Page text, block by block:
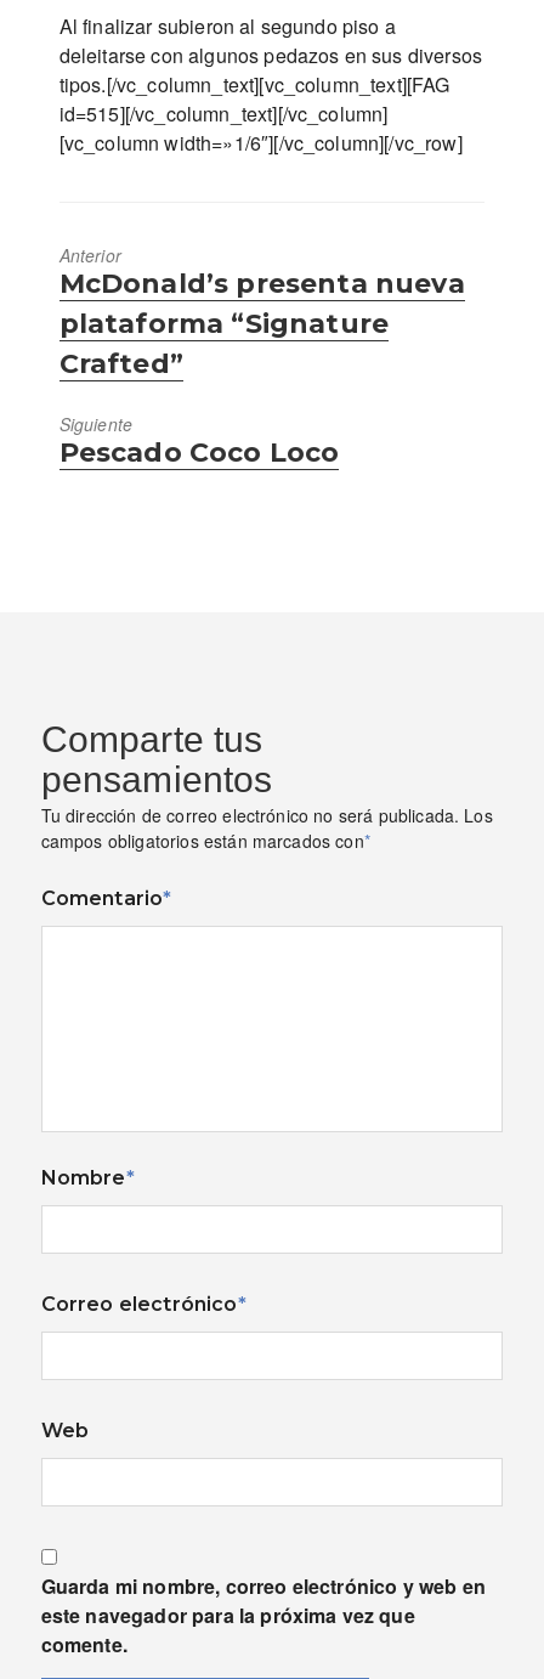
Al finalizar subieron al segundo piso a
deleitarse con algunos pedazos en sus diversos
tipos.[/vc_column_text][vc_column_text][FAG
id=515][/vc_column_text][/vc_column]
[vc_column width=»1/6″][/vc_column][/vc_row]
Anterior
Entrada
anterior:
McDonald’s presenta nueva
plataforma “Signature
Crafted”
Siguiente
Entrada
siguiente:
Pescado Coco Loco
Comparte tus
pensamientos
Tu dirección de correo electrónico no será publicada. Los
campos obligatorios están marcados con*
Comentario*
Nombre*
Correo electrónico*
Web
Guarda mi nombre, correo electrónico y web en
este navegador para la próxima vez que
comente.